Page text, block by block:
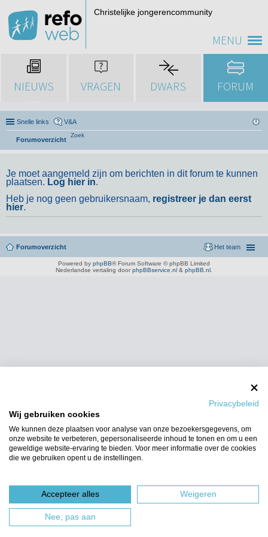
MENU
Christelijke jongerencommunity
NIEUWS VRAGEN DWARS FORUM
Snelle links V&A
Forumoverzicht
Zoek
Je moet aangemeld zijn om berichten in dit forum te kunnen
plaatsen. Log hier in.
Heb je nog geen gebruikersnaam, registreer je dan eerst
hier.
Forumoverzicht Het team
Powered by phpBB® Forum Software © phpBB Limited
Nederlandse vertaling door phpBBservice.nl & phpBB.nl
Privacybeleid
Wij gebruiken cookies
We kunnen deze plaatsen voor analyse van onze bezoekersgegevens, om
onze website te verbeteren, gepersonaliseerde inhoud te tonen en om u een
geweldige website-ervaring te bieden. Voor meer informatie over de cookies
die we gebruiken opent u de instellingen.
Accepteer alles Weigeren
Nee, pas aan